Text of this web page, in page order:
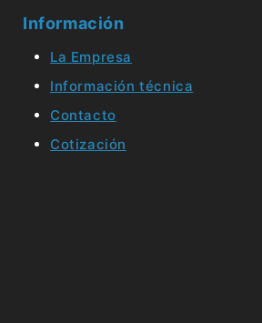
Información
La Empresa
Información técnica
Contacto
Cotización